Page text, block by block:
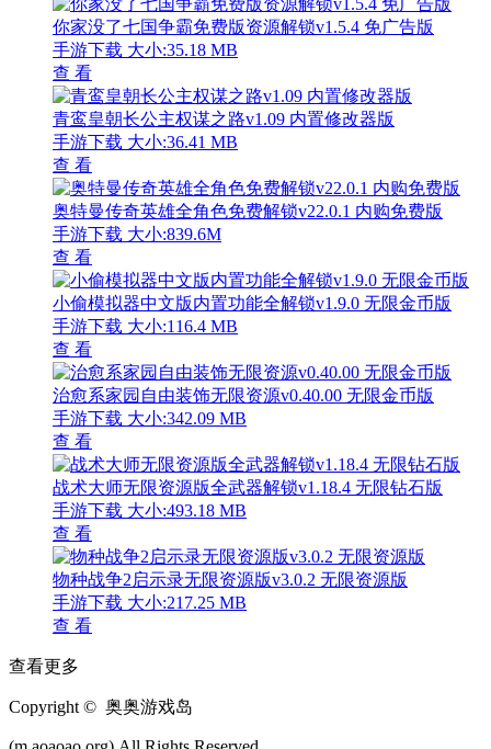
你家没了七国争霸免费版资源解锁v1.5.4 免广告版
手游下载 大小:35.18 MB
查 看
青鸾皇朝长公主权谋之路v1.09 内置修改器版
手游下载 大小:36.41 MB
查 看
奥特曼传奇英雄全角色免费解锁v22.0.1 内购免费版
手游下载 大小:839.6M
查 看
小偷模拟器中文版内置功能全解锁v1.9.0 无限金币版
手游下载 大小:116.4 MB
查 看
治愈系家园自由装饰无限资源v0.40.00 无限金币版
手游下载 大小:342.09 MB
查 看
战术大师无限资源版全武器解锁v1.18.4 无限钻石版
手游下载 大小:493.18 MB
查 看
物种战争2启示录无限资源版v3.0.2 无限资源版
手游下载 大小:217.25 MB
查 看
查看更多
Copyright © 奥奥游戏岛